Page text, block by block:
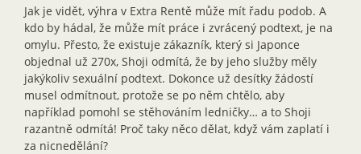
Jak je vidět, výhra v Extra Rentě může mít řadu podob. A
kdo by hádal, že může mít práce i zvrácený podtext, je na
omylu. Přesto, že existuje zákazník, který si Japonce
objednal už 270x, Shoji odmítá, že by jeho služby měly
jakýkoliv sexuální podtext. Dokonce už desítky žádostí
musel odmítnout, protože se po něm chtělo, aby
například pomohl se stěhováním ledničky… a to Shoji
razantně odmítá! Proč taky něco dělat, když vám zaplatí i
za nicnedělání?